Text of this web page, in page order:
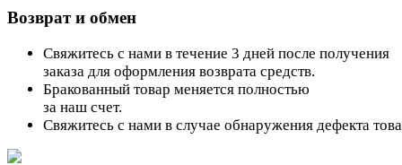
Возврат и обмен
Свяжитесь с нами в течение 3 дней после получения
заказа для оформления возврата средств.
Бракованный товар меняется полностью
за наш счет.
Свяжитесь с нами в случае обнаружения дефекта